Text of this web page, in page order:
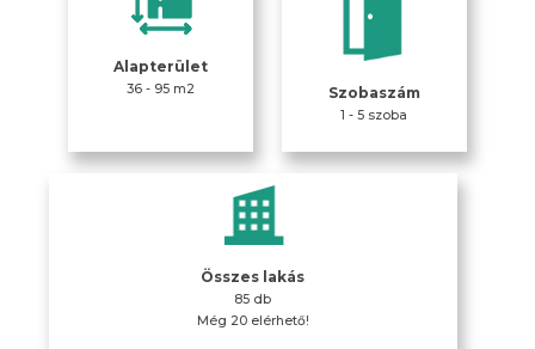
Alapterület
36 - 95 m2 Szobaszám
1 - 5 szoba
Összes lakás
85 db
Még 20 elérhető!